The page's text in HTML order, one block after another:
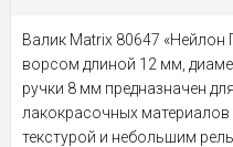
Валик Matrix 80647
ворсом длиной 12 мм,
ручки 8 мм предназначен
лакокрасочных материалов
текстурой и небольшим